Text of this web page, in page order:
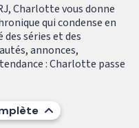
Charlotte vous donne
qui condense en
séries et des
annonces,
: Charlotte passe